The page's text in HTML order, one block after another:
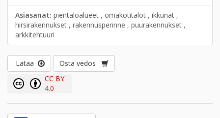
Asiasanat: pientaloalueet , omakotitalot , ikkunat ,
hirsirakennukset , rakennusperinne , puurakennukset ,
arkkitehtuuri
Lataa
Osta vedos
CC BY
4.0